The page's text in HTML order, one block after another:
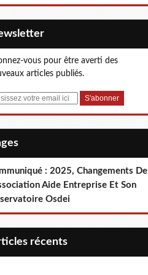
vous pour être averti des
articles publiés.
: 2025, Changements De
Aide Entreprise Et Son
Osdei
récents